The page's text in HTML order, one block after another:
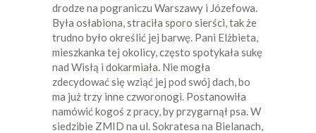
drodze na pograniczu Warszawy i Józefowa.
Była osłabiona, straciła sporo sierści, tak że
trudno było określić jej barwę. Pani Elżbieta,
mieszkanka tej okolicy, często spotykała sukę
nad Wisłą i dokarmiała. Nie mogła
zdecydować się wziąć jej pod swój dach, bo
ma już trzy inne czworonogi. Postanowiła
namówić kogoś z pracy, by przygarnął psa. W
siedzibie ZMID na ul. Sokratesa na Bielanach,